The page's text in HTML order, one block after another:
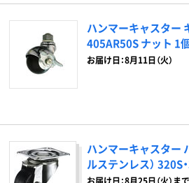
ハンマーキャスター
405AR50S ナット 1
お届け日：8月11日（火）
ハンマーキャスター
ルステンレス） 320S
お届け日：8月25日（火）まで